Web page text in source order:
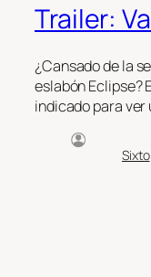
Trailer:
¿Cansado de la
eslabón Eclipse?
indicado para ver
Sixto